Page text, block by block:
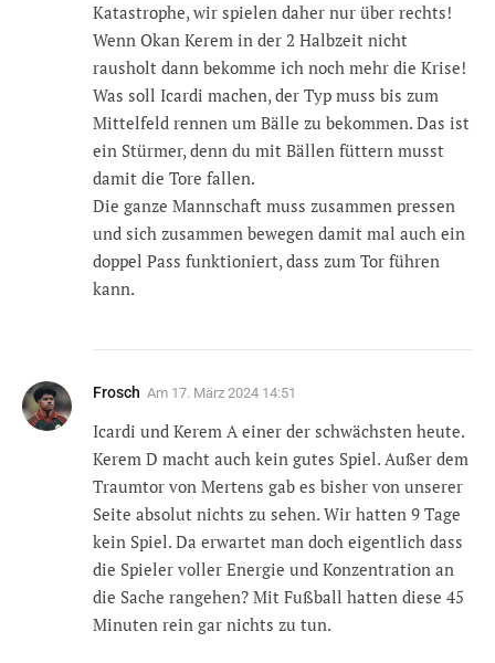
Katastrophe, wir spielen daher nur über rechts!
Wenn Okan Kerem in der 2 Halbzeit nicht
rausholt dann bekomme ich noch mehr die Krise!
Was soll Icardi machen, der Typ muss bis zum
Mittelfeld rennen um Bälle zu bekommen. Das ist
ein Stürmer, denn du mit Bällen füttern musst
damit die Tore fallen.
Die ganze Mannschaft muss zusammen pressen
und sich zusammen bewegen damit mal auch ein
doppel Pass funktioniert, dass zum Tor führen
kann.
Frosch Am 17. März 2024 14:51
Icardi und Kerem A einer der schwächsten heute.
Kerem D macht auch kein gutes Spiel. Außer dem
Traumtor von Mertens gab es bisher von unserer
Seite absolut nichts zu sehen. Wir hatten 9 Tage
kein Spiel. Da erwartet man doch eigentlich dass
die Spieler voller Energie und Konzentration an
die Sache rangehen? Mit Fußball hatten diese 45
Minuten rein gar nichts zu tun.